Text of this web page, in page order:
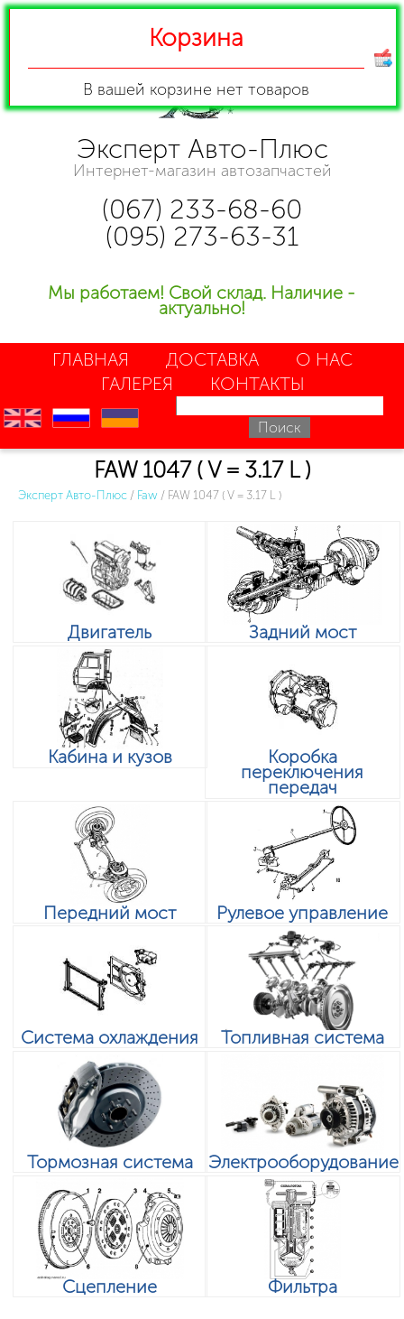
Эксперт Авто-Плюс
Интернет-магазин автозапчастей
(067) 233-68-60
(095) 273-63-31
Мы работаем! Свой склад. Наличие -
актуально!
ГЛАВНАЯ ДОСТАВКА
О НАС
ГАЛЕРЕЯ
КОНТАКТЫ
en ru uk
FAW 1047 ( V = 3.17 L )
Эксперт Авто-Плюс / Faw / FAW 1047 ( V = 3.17 L )
Двигатель Задний мост
Кабина и кузов Коробка
переключения
передач
Передний мост Рулевое управление
Система охлаждения Топливная система
Тормозная система Электрооборудование
Сцепление Фильтра
Корзина
В вашей корзине нет товаров